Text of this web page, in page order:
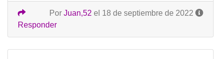
Por Juan,52 el 18 de septiembre de 2022
Responder